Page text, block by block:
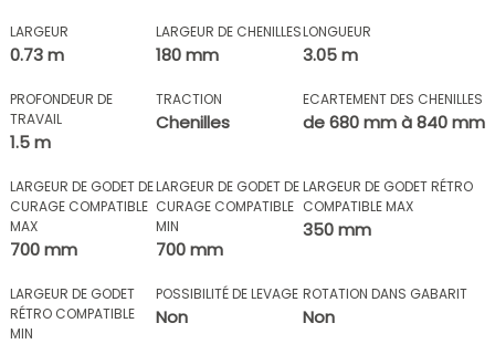
LARGEUR
0.73 m
LARGEUR DE CHENILLES
180 mm
LONGUEUR
3.05 m
PROFONDEUR DE
TRAVAIL
1.5 m
TRACTION
Chenilles
ECARTEMENT DES CHENILLES
de 680 mm à 840 mm
LARGEUR DE GODET DE
CURAGE COMPATIBLE
MAX
700 mm
LARGEUR DE GODET DE
CURAGE COMPATIBLE
MIN
700 mm
LARGEUR DE GODET RÉTRO
COMPATIBLE MAX
350 mm
LARGEUR DE GODET
RÉTRO COMPATIBLE
MIN
POSSIBILITÉ DE LEVAGE
Non
ROTATION DANS GABARIT
Non